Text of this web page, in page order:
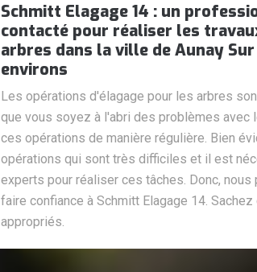
Schmitt Elagage 14 : un
contacté pour réaliser les
arbres dans la ville de Aunay
environs
Les opérations d'élagage pour les arbres
que vous soyez à l'abri des problèmes avec
ces opérations de manière régulière. Bien
opérations qui sont très difficiles et il est
experts pour réaliser ces tâches. Donc,
faire confiance à Schmitt Elagage 14.
appropriés.